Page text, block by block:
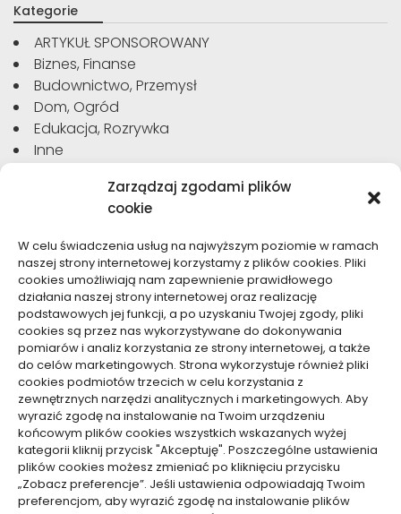
Zarządzaj zgodami plików
cookie
W celu świadczenia usług na najwyższym poziomie w ramach
naszej strony internetowej korzystamy z plików cookies. Pliki
cookies umożliwiają nam zapewnienie prawidłowego
działania naszej strony internetowej oraz realizację
podstawowych jej funkcji, a po uzyskaniu Twojej zgody, pliki
cookies są przez nas wykorzystywane do dokonywania
pomiarów i analiz korzystania ze strony internetowej, a także
do celów marketingowych. Strona wykorzystuje również pliki
cookies podmiotów trzecich w celu korzystania z
zewnętrznych narzędzi analitycznych i marketingowych. Aby
wyrazić zgodę na instalowanie na Twoim urządzeniu
końcowym plików cookies wszystkich wskazanych wyżej
kategorii kliknij przycisk "Akceptuję". Poszczególne ustawienia
plików cookies możesz zmieniać po kliknięciu przycisku
„Zobacz preferencje”. Jeśli ustawienia odpowiadają Twoim
preferencjom, aby wyrazić zgodę na instalowanie plików
Kategorie
ARTYKUŁ SPONSOROWANY
Biznes, Finanse
Budownictwo, Przemysł
Dom, Ogród
Edukacja, Rozrywka
Inne
Motoryzacja, Transport
Sport, Turystyka
Technologie
Usługi
Zdrowie, Medycyna
Dolącz do nas
Lubisz pisać teksty i chciałbyś się podzielić swoją
wiedzą z innymi? Dołącz do nas już teraz. Podziel się
swoją wiedzą z innymi.